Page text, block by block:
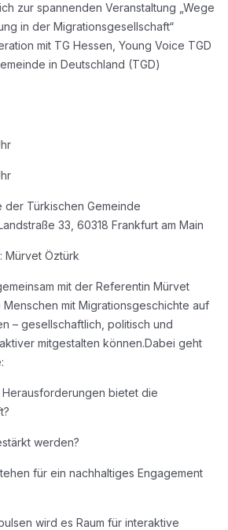
zur spannenden Veranstaltung „Wege
in der Migrationsgesellschaft“
mit TG Hessen, Young Voice TGD
in Deutschland (TGD)
der Türkischen Gemeinde
33, 60318 Frankfurt am Main
Mürvet Öztürk
mit der Referentin Mürvet
mit Migrationsgeschichte auf
– gesellschaftlich, politisch und
mitgestalten können.Dabei geht
bietet die
werden?
für ein nachhaltiges Engagement
wird es Raum für interaktive